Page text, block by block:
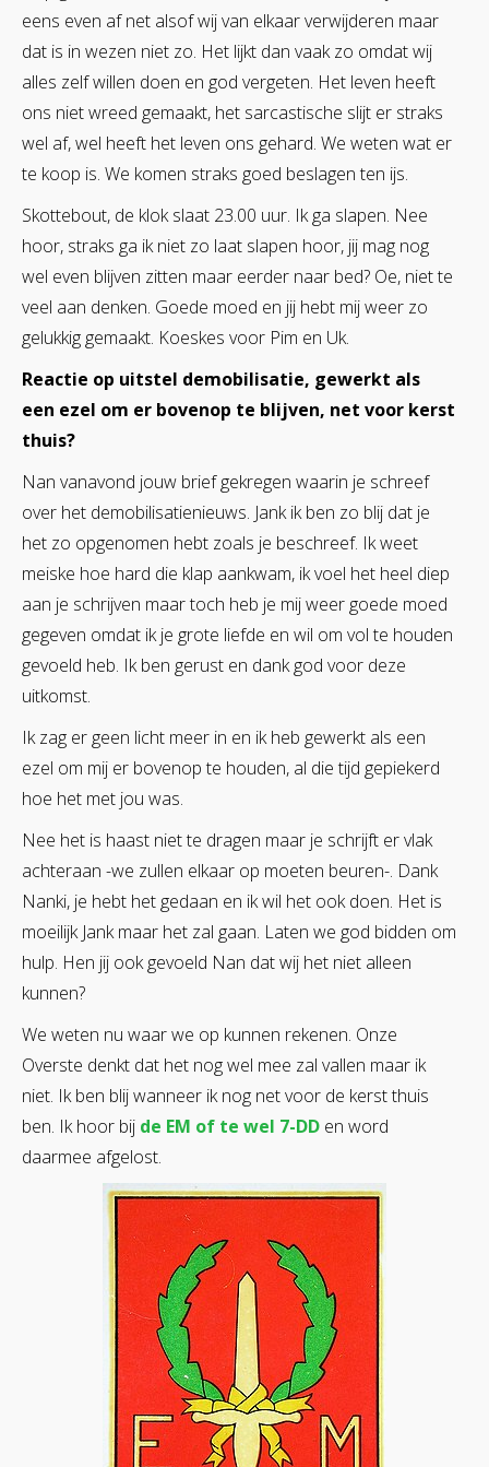
eens even af net alsof wij van elkaar verwijderen maar
dat is in wezen niet zo. Het lijkt dan vaak zo omdat wij
alles zelf willen doen en god vergeten. Het leven heeft
ons niet wreed gemaakt, het sarcastische slijt er straks
wel af, wel heeft het leven ons gehard. We weten wat er
te koop is. We komen straks goed beslagen ten ijs.
Skottebout, de klok slaat 23.00 uur. Ik ga slapen. Nee
hoor, straks ga ik niet zo laat slapen hoor, jij mag nog
wel even blijven zitten maar eerder naar bed? Oe, niet te
veel aan denken. Goede moed en jij hebt mij weer zo
gelukkig gemaakt. Koeskes voor Pim en Uk.
Reactie op uitstel demobilisatie, gewerkt als
een ezel om er bovenop te blijven, net voor kerst
thuis?
Nan vanavond jouw brief gekregen waarin je schreef
over het demobilisatienieuws. Jank ik ben zo blij dat je
het zo opgenomen hebt zoals je beschreef. Ik weet
meiske hoe hard die klap aankwam, ik voel het heel diep
aan je schrijven maar toch heb je mij weer goede moed
gegeven omdat ik je grote liefde en wil om vol te houden
gevoeld heb. Ik ben gerust en dank god voor deze
uitkomst.
Ik zag er geen licht meer in en ik heb gewerkt als een
ezel om mij er bovenop te houden, al die tijd gepiekerd
hoe het met jou was.
Nee het is haast niet te dragen maar je schrijft er vlak
achteraan -we zullen elkaar op moeten beuren-. Dank
Nanki, je hebt het gedaan en ik wil het ook doen. Het is
moeilijk Jank maar het zal gaan. Laten we god bidden om
hulp. Hen jij ook gevoeld Nan dat wij het niet alleen
kunnen?
We weten nu waar we op kunnen rekenen. Onze
Overste denkt dat het nog wel mee zal vallen maar ik
niet. Ik ben blij wanneer ik nog net voor de kerst thuis
ben. Ik hoor bij de EM of te wel 7-DD en word
daarmee afgelost.